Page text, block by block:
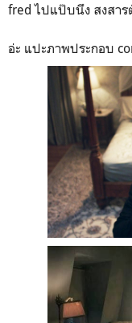
fred ไปแป๊บนึง สงสาร
อ่ะ แปะภาพประกอบ